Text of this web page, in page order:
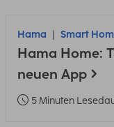
Hama Smart
Hama Home:
neuen App
5 Minuten